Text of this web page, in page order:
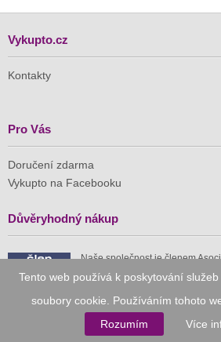
Tento web používá k poskytování
soubory cookie. Používáním tohoto
Rozumím
Více
Vykupto.cz
Kontakty
Pro Vás
Doručení zdarma
Vykupto na Facebooku
Důvěryhodný nákup
Naše společnost je členem